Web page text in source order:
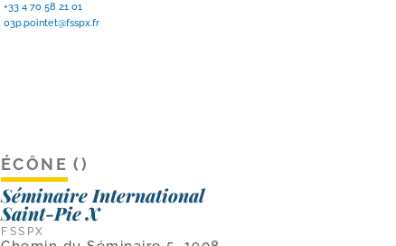
+33 4 70 58 21 01
03p.pointet@fsspx.fr
ÉCÔNE ()
Séminaire International
Saint-Pie X
FSSPX